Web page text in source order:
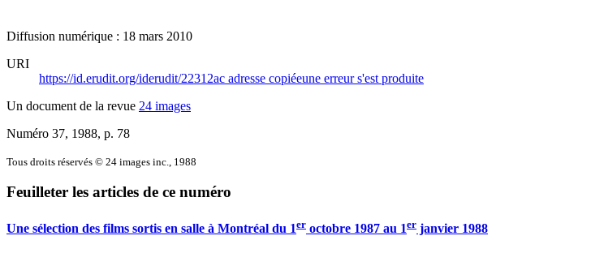
Diffusion numérique : 18 mars 2010
URI
https://id.erudit.org/iderudit/22312ac adresse copiéeune erreur s'est produite
Un document de la revue 24 images
Numéro 37, 1988, p. 78
Tous droits réservés © 24 images inc., 1988
Feuilleter les articles de ce numéro
Une sélection des films sortis en salle à Montréal du 1er octobre 1987 au 1er janvier 1988